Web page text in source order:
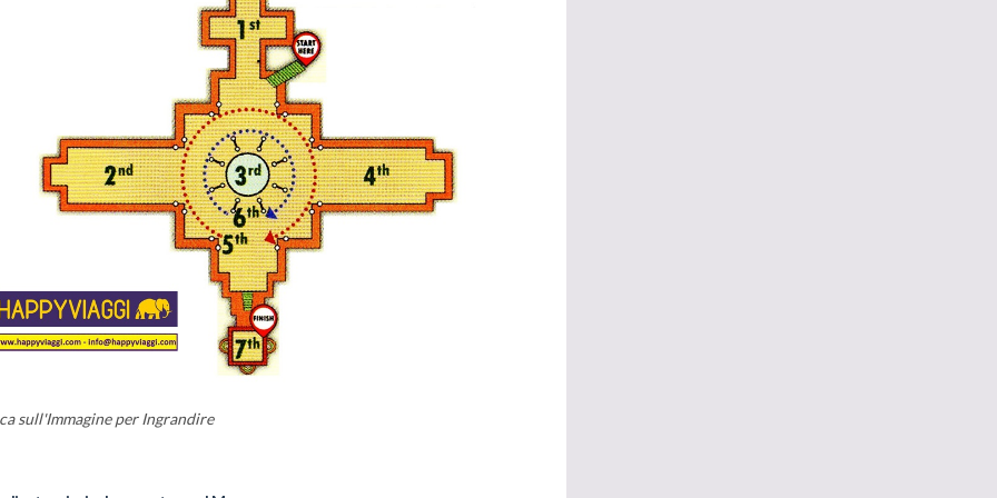
sull'Immagine per Ingrandire